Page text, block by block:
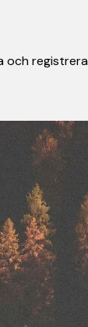
och registrera